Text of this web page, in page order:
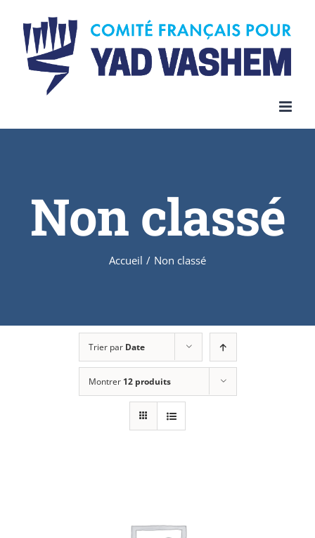
content
Non classé
Accueil / Non classé
Trier par Date
Montrer 12 produits